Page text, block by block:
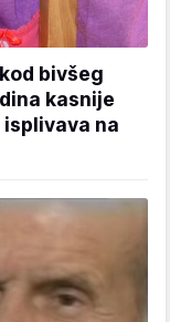
bivšeg
kasnije
na